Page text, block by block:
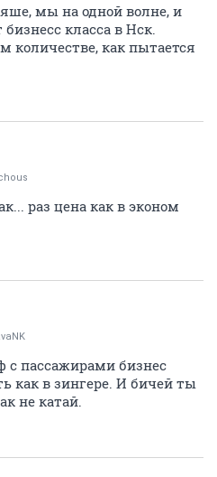
мы на одной волне, и
класса в Нск.
количестве, как пытается
раз цена как в эконом
с пассажирами бизнес
как в зингере. И бичей ты
не катай.